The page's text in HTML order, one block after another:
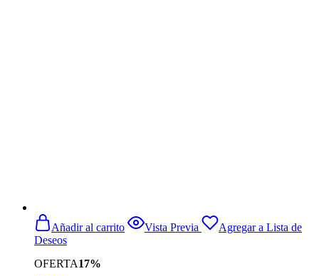
OFERTA17%
Añadir al carrito Vista Previa
Agregar a Lista de
Deseos